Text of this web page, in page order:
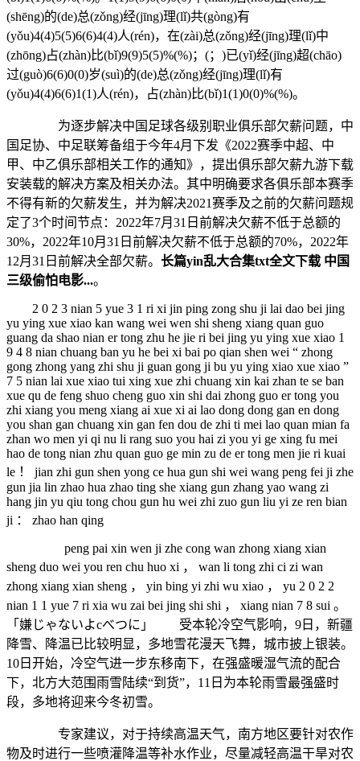
(shēng)的(de)总(zǒng)经(jīng)理(lǐ)共(gòng)有
(yǒu)4(4)5(5)6(6)4(4)人(rén)，在(zài)总(zǒng)经(jīng)理(lǐ)中
(zhōng)占(zhàn)比(bǐ)9(9)5(5)%(%)；(；)已(yǐ)经(jīng)超(chāo)
过(guò)6(6)0(0)岁(suì)的(de)总(zǒng)经(jīng)理(lǐ)有
(yǒu)4(4)6(6)1(1)人(rén)，占(zhàn)比(bǐ)1(1)0(0)%(%)。
为逐步解决中国足球各级别职业俱乐部欠薪问题，中
国足协、中足联筹备组于今年4月下发《2022赛季中超、中
甲、中乙俱乐部相关工作的通知》，提出俱乐部欠薪九游下载
安装载的解决方案及相关办法。其中明确要求各俱乐部本赛季
不得有新的欠薪发生，并为解决2021赛季及之前的欠薪问题规
定了3个时间节点：2022年7月31日前解决欠薪不低于总额的
30%，2022年10月31日前解决欠薪不低于总额的70%，2022年
12月31日前解决全部欠薪。 长篇yin乱大合集txt全文下载 中国
三级偷怕电影...。
2 0 2 3 nian 5 yue 3 1 ri xi jin ping zong shu ji lai dao bei jing
yu ying xue xiao kan wang wei wen shi sheng xiang quan guo
guang da shao nian er tong zhu he jie ri bei jing yu ying xue xiao 1
9 4 8 nian chuang ban yu he bei xi bai po qian shen wei “ zhong
gong zhong yang zhi shu ji guan gong ji bu yu ying xiao xue xiao ”
7 5 nian lai xue xiao tui xing xue zhi chuang xin kai zhan te se ban
xue qu de feng shuo cheng guo xin shi dai zhong guo er tong you
zhi xiang you meng xiang ai xue xi ai lao dong dong gan en dong
you shan gan chuang xin gan fen dou de zhi ti mei lao quan mian fa
zhan wo men yi qi nu li rang suo you hai zi you yi ge xing fu mei
hao de tong nian zhu quan guo ge min zu de er tong men jie ri kuai
le ！ jian zhi gun shen yong ce hua gun shi wei wang peng fei ji zhe
gun jia lin zhao hua zhao ting she xiang gun zhang yao wang zi
hang jin yu qiu tong chou gun hu wei zhi zuo gun liu yi ze ren bian
ji ： zhao han qing
peng pai xin wen ji zhe cong wan zhong xiang xian
sheng duo wei you ren chu huo xi ， wan li tong zhi ci zi wan
zhong xiang xian sheng ， yin bing yi zhi wu xiao ， yu 2 0 2 2
nian 1 1 yue 7 ri xia wu zai bei jing shi shi ， xiang nian 7 8 sui 。
「嫌じゃないよcべつに」 受本轮冷空气影响，9日，新疆
降雪、降温已比较明显，多地雪花漫天飞舞，城市披上银装。
10日开始，冷空气进一步东移南下，在强盛暖湿气流的配合
下，北方大范围雨雪陆续“到货”，11日为本轮雨雪最强盛时
段，多地将迎来今冬初雪。
专家建议，对于持续高温天气，南方地区要针对农作
物及时进行一些喷灌降温等补水作业，尽量减轻高温干旱对农